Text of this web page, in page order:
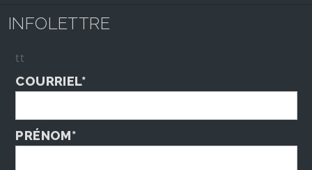
INFOLETTRE
tt
COURRIEL*
PRÉNOM*